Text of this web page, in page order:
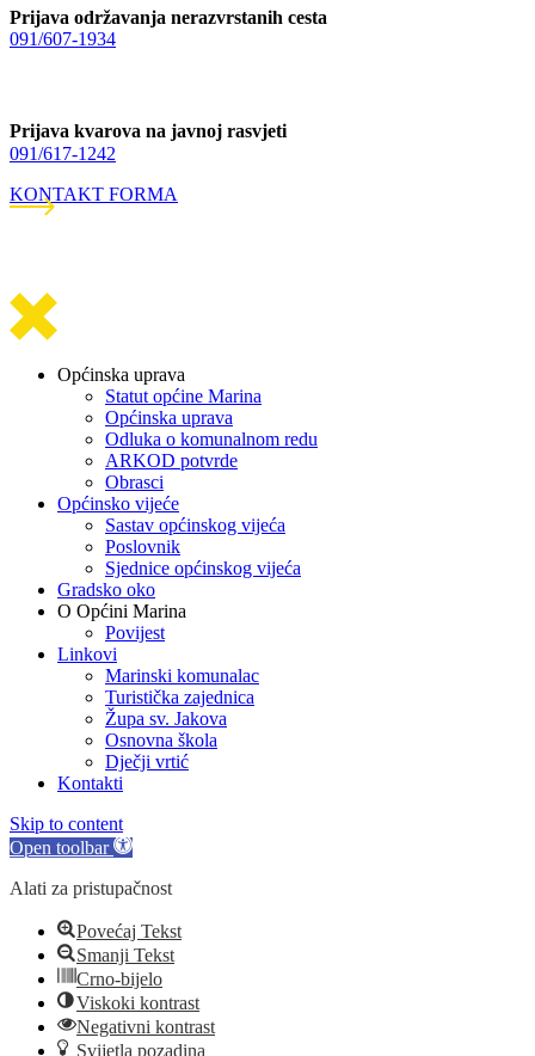
Prijava održavanja nerazvrstanih cesta
091/607-1934
Prijava kvarova na javnoj rasvjeti
091/617-1242
KONTAKT FORMA
Općinska uprava
Statut općine Marina
Općinska uprava
Odluka o komunalnom redu
ARKOD potvrde
Obrasci
Općinsko vijeće
Sastav općinskog vijeća
Poslovnik
Sjednice općinskog vijeća
Gradsko oko
O Općini Marina
Povijest
Linkovi
Marinski komunalac
Turistička zajednica
Župa sv. Jakova
Osnovna škola
Dječji vrtić
Kontakti
Skip to content
Open toolbar
Alati za pristupačnost
Povećaj Tekst
Smanji Tekst
Crno-bijelo
Viskoki kontrast
Negativni kontrast
Svijetla pozadina